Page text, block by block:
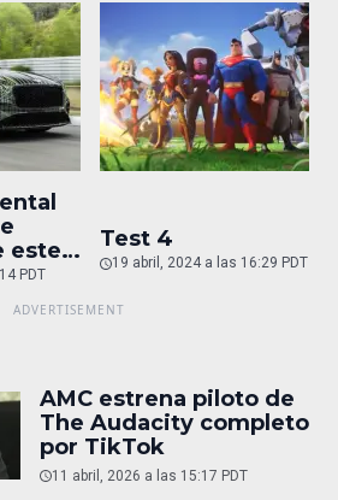
este
PDT
Test 4
19 abril, 2024 a las 16:29 PDT
AMC estrena piloto de
The Audacity completo
por TikTok
11 abril, 2026 a las 15:17 PDT